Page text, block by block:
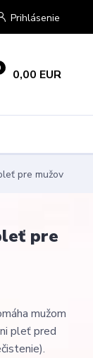
Prihlásenie
0,00 EUR
pre mužov
pre
mužom
pleť pred